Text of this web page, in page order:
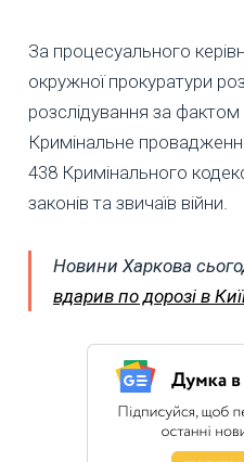
За процесуального
окружної прокуратури
розслідування за
Кримінальне
438 Кримінального
законів та звичаїв війни.
Новини Харкова
вдарив по дорозі в